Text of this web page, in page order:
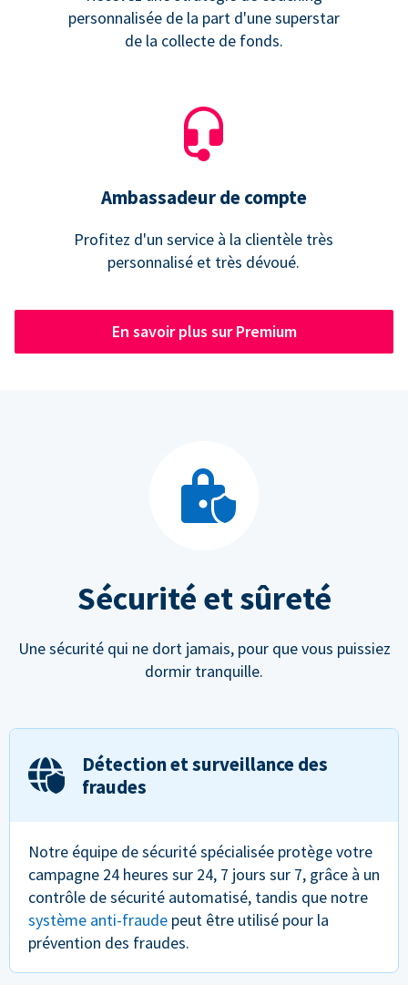
personnalisée de la part d'une superstar
de la collecte de fonds.
Ambassadeur de compte
Profitez d'un service à la clientèle très
personnalisé et très dévoué.
En savoir plus sur Premium
Sécurité et sûreté
Une sécurité qui ne dort jamais, pour que vous puissiez
dormir tranquille.
Détection et surveillance des
fraudes
Notre équipe de sécurité spécialisée protège votre
campagne 24 heures sur 24, 7 jours sur 7, grâce à un
contrôle de sécurité automatisé, tandis que notre
système anti-fraude peut être utilisé pour la
prévention des fraudes.